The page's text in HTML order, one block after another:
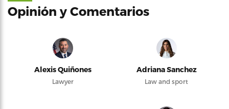
Opinión y Comentarios
Alexis Quiñones
Lawyer
Adriana Sanchez
Law and sport